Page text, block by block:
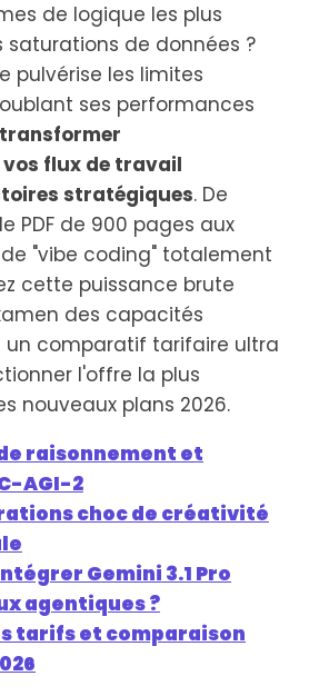
de logique les plus
saturations de données ?
pulvérise les limites
ses performances
transformer
flux de travail
stratégiques. De
PDF de 900 pages aux
"vibe coding" totalement
cette puissance brute
des capacités
comparatif tarifaire ultra
l'offre la plus
nouveaux plans 2026.
raisonnement et
AGI-2
choc de créativité
Gemini 3.1 Pro
agentiques ?
tarifs et comparaison